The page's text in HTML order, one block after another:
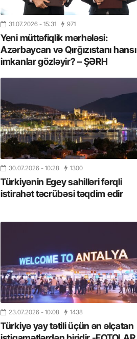
31.07.2026 - 15:31 971
Yeni müttəfiqlik mərhələsi:
Azərbaycan və Qırğızıstanı hansı
imkanlar gözləyir? – ŞƏRH
30.07.2026 - 10:28 1300
Türkiyənin Egey sahilləri fərqli
istirahət təcrübəsi təqdim edir
23.07.2026 - 10:08 1438
Türkiyə yay tətili üçün ən əlçatan